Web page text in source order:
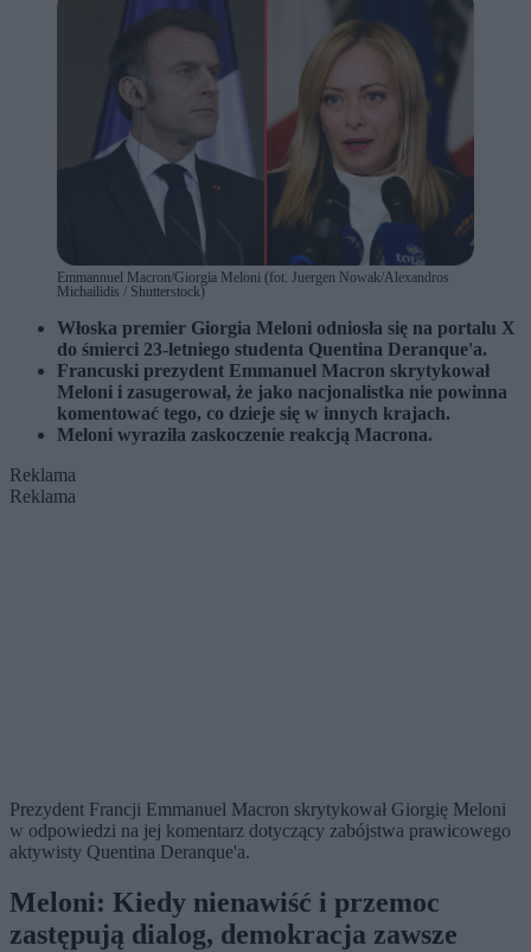
Emmannuel Macron/Giorgia Meloni (fot. Juergen Nowak/Alexandros
Michailidis / Shutterstock)
Włoska premier Giorgia Meloni odniosła się na portalu X
do śmierci 23-letniego studenta Quentina Deranque'a.
Francuski prezydent Emmanuel Macron skrytykował
Meloni i zasugerował, że jako nacjonalistka nie powinna
komentować tego, co dzieje się w innych krajach.
Meloni wyraziła zaskoczenie reakcją Macrona.
Reklama
Reklama
Prezydent Francji Emmanuel Macron skrytykował Giorgię Meloni
w odpowiedzi na jej komentarz dotyczący zabójstwa prawicowego
aktywisty Quentina Deranque'a.
Meloni: Kiedy nienawiść i przemoc
zastępują dialog, demokracja zawsze